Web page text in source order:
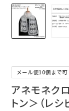
メール便10個まで可
アネモネク
トン＞（レシ